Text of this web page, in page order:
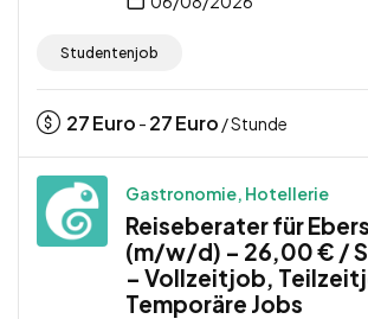
Studentenjob
27Euro - 27Euro / Stunde
Gastronomie, Hotellerie
Reiseberater für
(m/w/d) – 26,00 € /
– Vollzeitjob,
Temporäre Jobs